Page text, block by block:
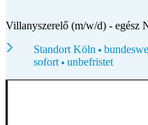
Villanyszerelő (m/w/d) - egész
Standort Köln
sofort
unbefristet